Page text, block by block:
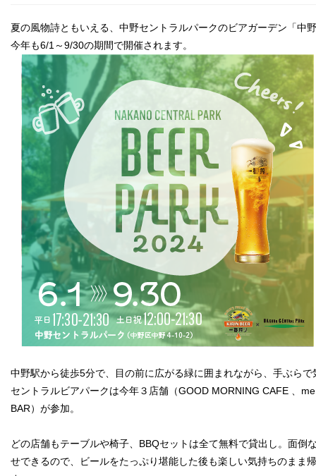
夏の風物詩ともいえる、中野セントラルパークのビアガーデン「中
中野駅から徒歩5分で、目の前に広がる緑に囲まれながら、手ぶら
セントラルビアパークは今年３店舗（GOOD MORNING CAFE 、
BAR）が参加。
どの店舗もテーブルや椅子、BBQセットは全て無料で貸出し。面倒
せできるので、ビールをたっぷり堪能した後も楽しい気持ちのまま